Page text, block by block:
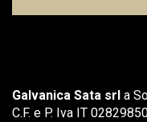
Galvanica Sata srl a
C.F. e P. Iva IT